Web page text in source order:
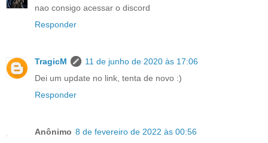
nao consigo acessar o discord
Responder
TragicM
11 de junho de 2020 às 17:06
Dei um update no link, tenta de novo :)
Responder
Anônimo 8 de fevereiro de 2022 às 00:56